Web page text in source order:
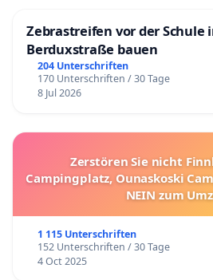
Zebrastreifen vor der Schule
Berduxstraße bauen
204 Unterschriften
170 Unterschriften / 30 Tage
8 Jul 2026
Zerstören Sie nicht
Campingplatz, Ounaskoski
NEIN zum
1 115 Unterschriften
152 Unterschriften / 30 Tage
4 Oct 2025